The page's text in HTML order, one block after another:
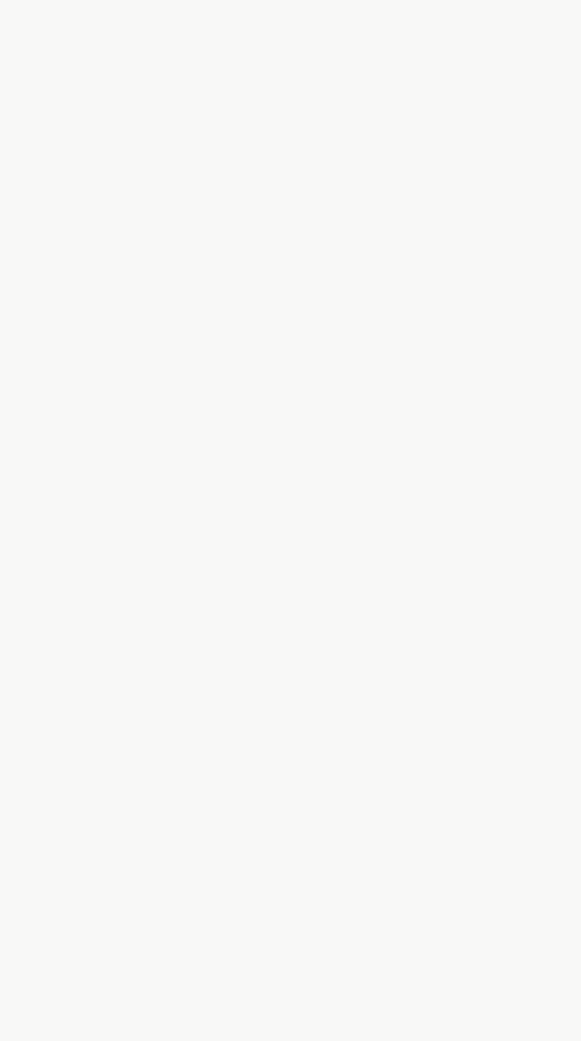
кг! Гормональное лечение на фоне
невозможно. Стать в 2 раза больше! В
друзьями, сниматься в эфирах (по
С тех пор я многое поняла. Нельзя себя
заложили родители: «У Иван Иваныча
так», - родители калечат, вместо того,
«Ты плохая девочка, не слушаешься», -
Мама, когда звонит телефон, кричит